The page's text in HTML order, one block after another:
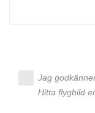
Jag
Hitta flygbild